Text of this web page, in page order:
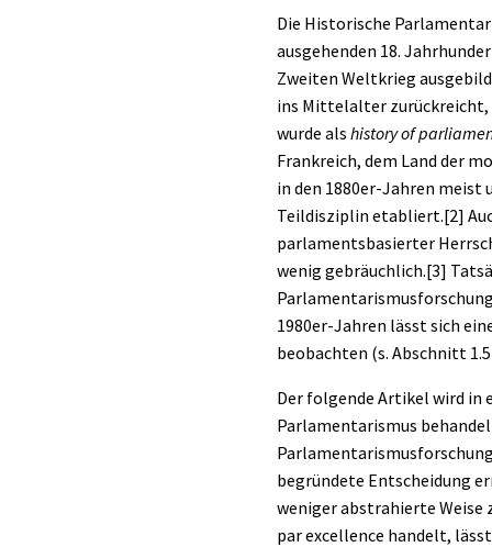
Die Historische
ausgehenden 18.
Zweiten Weltkrieg
ins Mittelalter zurückreicht,
wurde als history of
Frankreich, dem Land der
in den 1880er-Jahren
Teildisziplin etabliert.[2]
parlamentsbasierter
wenig gebräuchlich.[3]
1980er-Jahren lässt sich
beobachten (s. Abschnitt 1.5
Der folgende Artikel wird in
Parlamentarismus
begründete Entscheidung
weniger abstrahierte
par excellence handelt,